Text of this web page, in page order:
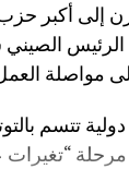
أكبر حزب
مواصلة
تتسم
مرحلة